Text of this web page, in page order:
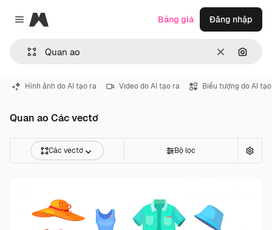
Close menu
Magnific
ThôngTìm
Bảng giá Đăng nhập
Hình ảnh do AI tạo ra Video do AI tạo ra Biểu tượng do AI
Quan ao Các vectơ
Các vectơ Bộ lọc